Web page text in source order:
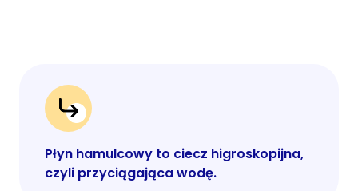
Płyn hamulcowy to ciecz higroskopijna,
czyli przyciągająca wodę.